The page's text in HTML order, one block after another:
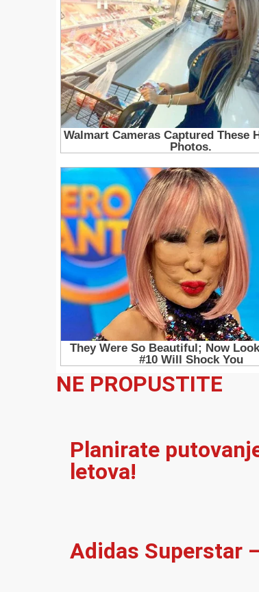
NE PROPUSTITE
Planirate
letova!
Adidas Superstar